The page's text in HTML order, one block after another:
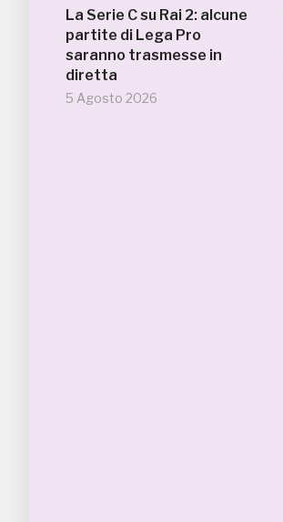
La Serie C su Rai 2: alcune
partite di Lega Pro
saranno trasmesse in
diretta
5 Agosto 2026